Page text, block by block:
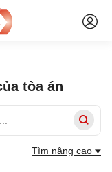
tòa án
Tìm nâng cao